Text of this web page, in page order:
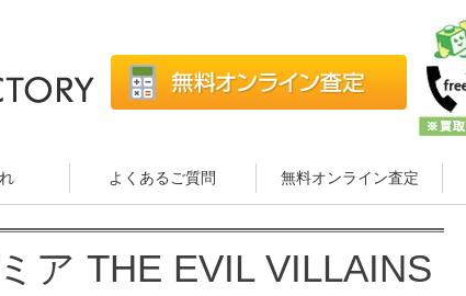
よくあるご質問 無料オンライン査定
ア THE EVIL VILLAINS